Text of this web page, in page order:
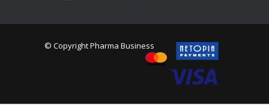
© Copyright Pharma Business